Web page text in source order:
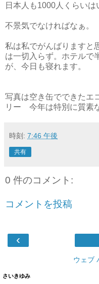
日本人も1000人くらいは
不景気でなければなぁ。
私は私でがんばります
は一切入らず。ホテル
が、今日も寝れます。
写真は空き缶でできたエ
リー 今年は特別に質素
時刻: 7:46 午後
共有
0 件のコメント:
コメントを投稿
‹
ウェブ
さいきゆみ